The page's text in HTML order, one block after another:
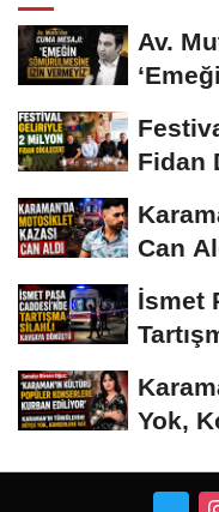
Av.
Fidan
Can
İsmet
Yok,